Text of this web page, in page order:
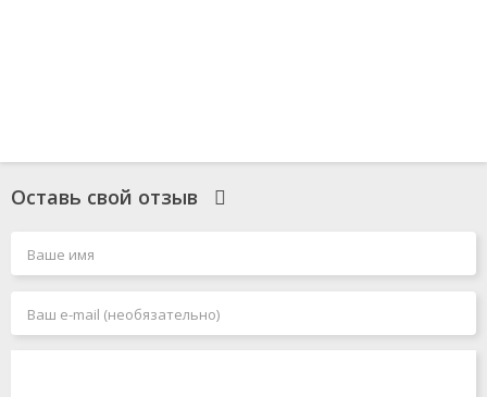
Оставь свой отзыв